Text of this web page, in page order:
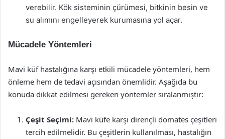
verebilir. Kök sisteminin çürümesi, bitkinin besin ve
su alımını engelleyerek kurumasına yol açar.
Mücadele Yöntemleri
Mavi küf hastalığına karşı etkili mücadele yöntemleri, hem
önleme hem de tedavi açısından önemlidir. Aşağıda bu
konuda dikkat edilmesi gereken yöntemler sıralanmıştır:
Çeşit Seçimi: Mavi küfe karşı dirençli domates çeşitleri
tercih edilmelidir. Bu çeşitlerin kullanılması, hastalığın